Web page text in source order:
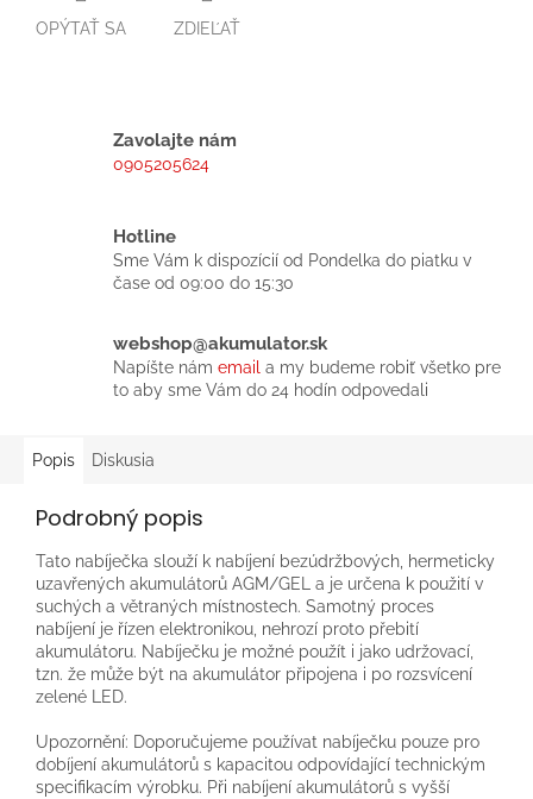
OPÝTAŤ SA ZDIEĽAŤ
Zavolajte nám
0905205624
Hotline
Sme Vám k dispozícií od Pondelka do piatku v
čase od 09:00 do 15:30
webshop@akumulator.sk
Napíšte nám email a my budeme robiť všetko pre
to aby sme Vám do 24 hodín odpovedali
Popis Diskusia
Podrobný popis
Tato nabíječka slouží k nabíjení bezúdržbových, hermeticky
uzavřených akumulátorů AGM/GEL a je určena k použití v
suchých a větraných místnostech. Samotný proces
nabíjení je řízen elektronikou, nehrozí proto přebití
akumulátoru. Nabíječku je možné použít i jako udržovací,
tzn. že může být na akumulátor připojena i po rozsvícení
zelené LED.
Upozornění: Doporučujeme používat nabíječku pouze pro
dobíjení akumulátorů s kapacitou odpovídající technickým
specifikacím výrobku. Při nabíjení akumulátorů s vyšší